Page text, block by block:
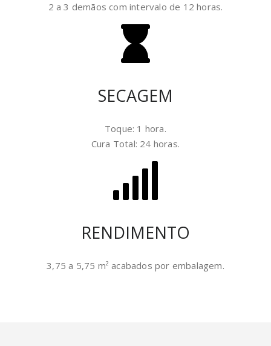
2 a 3 demãos com intervalo de 12 horas.
SECAGEM
Toque: 1 hora.
Cura Total: 24 horas.
RENDIMENTO
3,75 a 5,75 m² acabados por embalagem.